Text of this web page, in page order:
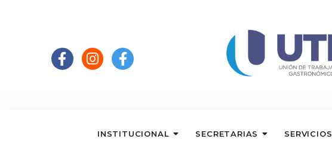
INSTITUCIONAL SECRETARIAS SERVICIOS